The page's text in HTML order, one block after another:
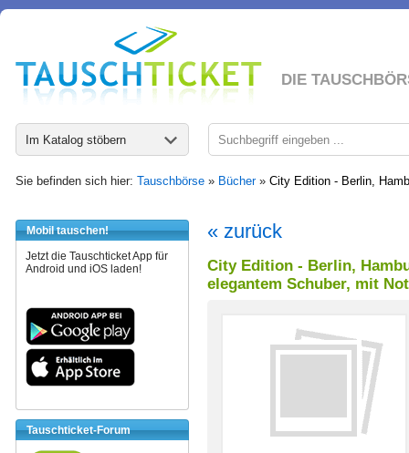
DIE
Im Katalog stöbern
Sie befinden sich hier: Tauschbörse » Bücher» City Edition - Berlin,
Mobil tauschen!
Jetzt die Tauschticket App für
Android und iOS laden!
Tauschticket-Forum
« zurück
City Edition - Berlin,
elegantem Schuber, mit